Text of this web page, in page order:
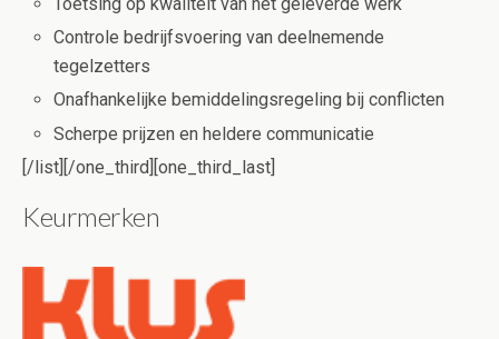
Controle bedrijfsvoering van deelnemende
tegelzetters
Onafhankelijke bemiddelingsregeling bij conflicten
Scherpe prijzen en heldere communicatie
[/list][/one_third][one_third_last]
Keurmerken